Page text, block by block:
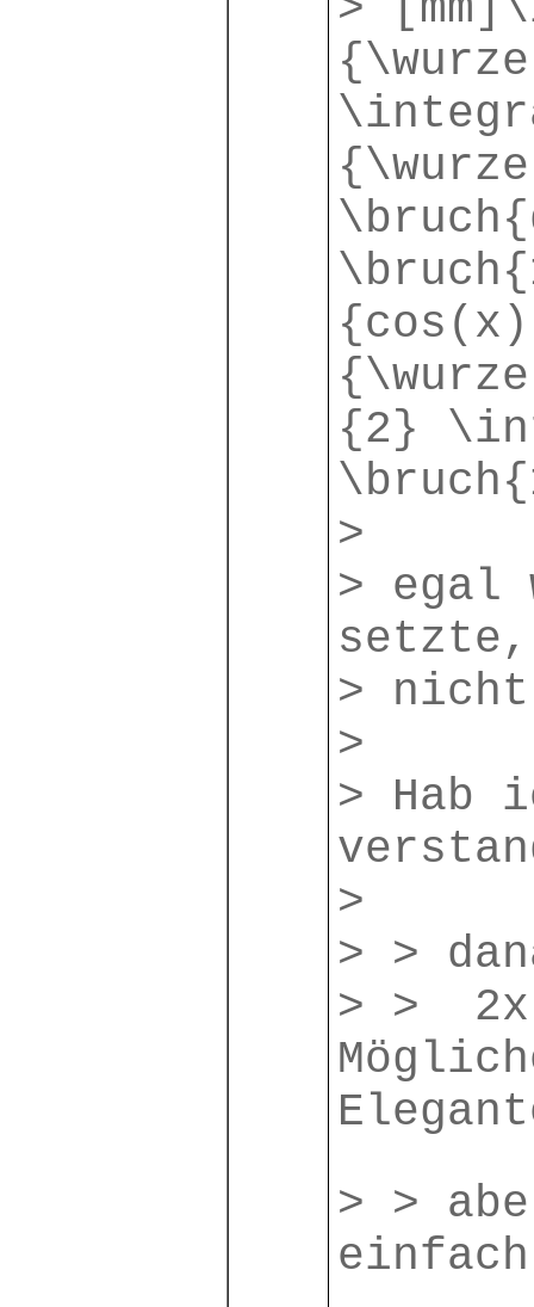
{2}
>
> egal
setzte,
>
>
> Hab
>
> >
> >
> >